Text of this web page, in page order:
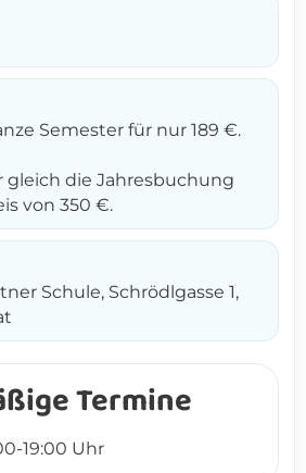
Semester für nur 189 €.
gleich die Jahresbuchung
von 350 €.
Schule, Schrödlgasse 1,
Termine
19:00 Uhr